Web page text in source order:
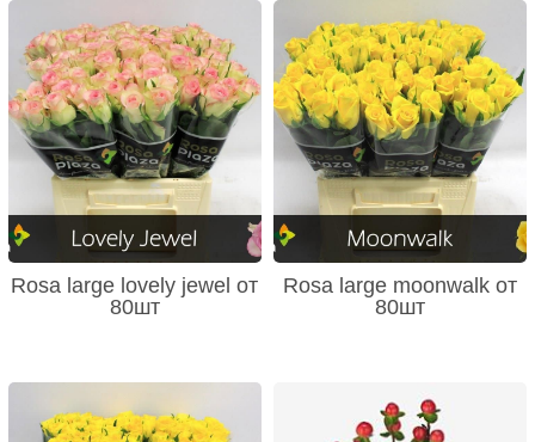
Rosa large lovely jewel от
80шт
Rosa large moonwalk от
80шт